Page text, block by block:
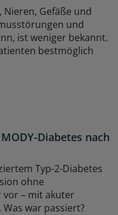
Nieren, Gefäße und
und
ist weniger bekannt.
bestmöglich
Diabetes nach
Typ-2-Diabetes
ohne
vor – mit akuter
war passiert?